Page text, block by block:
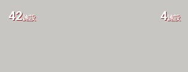
42施設 4施設